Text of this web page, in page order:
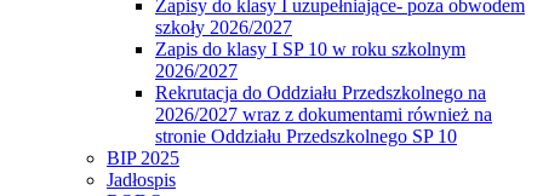
Zapisy do klasy I uzupełniające- poza obwodem
szkoły 2026/2027
Zapis do klasy I SP 10 w roku szkolnym
2026/2027
Rekrutacja do Oddziału Przedszkolnego na
2026/2027 wraz z dokumentami również na
stronie Oddziału Przedszkolnego SP 10
BIP 2025
Jadłospis